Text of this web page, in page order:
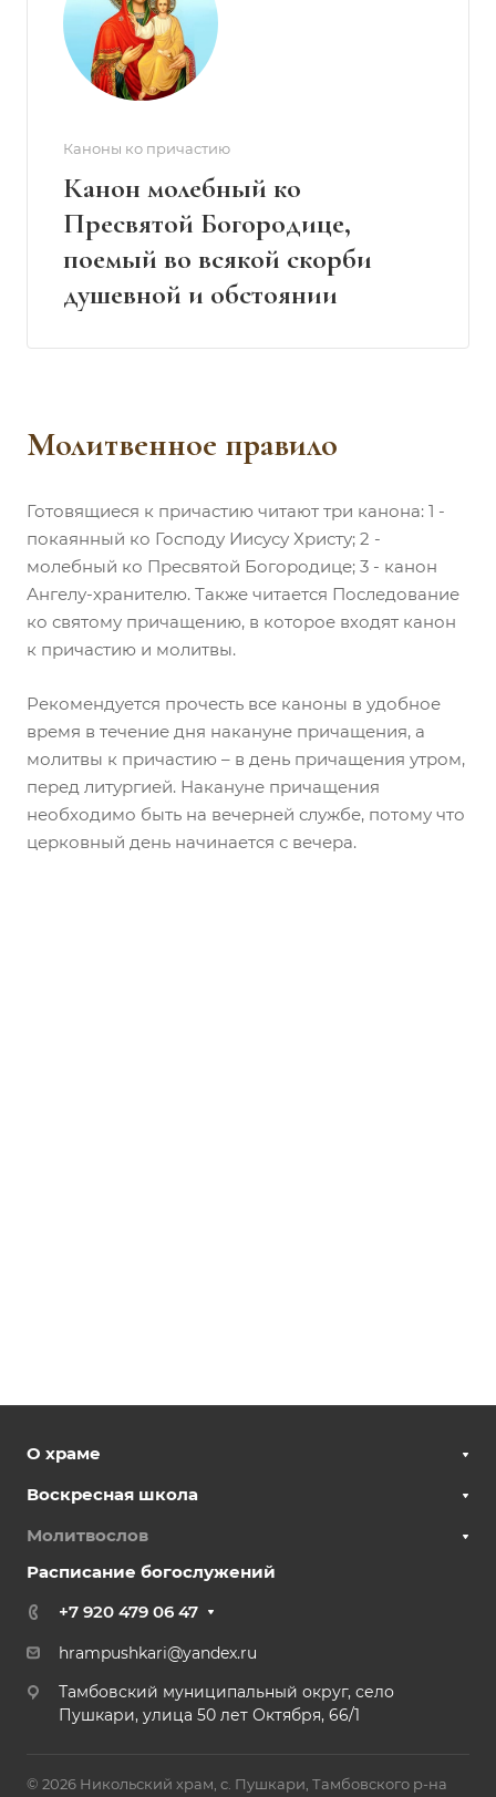
Каноны ко причастию
Канон молебный ко
Пресвятой Богородице,
поемый во всякой скорби
душевной и обстоянии
Молитвенное правило
Готовящиеся к причастию читают три канона: 1 -
покаянный ко Господу Иисусу Христу; 2 -
молебный ко Пресвятой Богородице; 3 - канон
Ангелу-хранителю. Также читается Последование
ко святому причащению, в которое входят канон
к причастию и молитвы.
Рекомендуется прочесть все каноны в удобное
время в течение дня накануне причащения, а
молитвы к причастию – в день причащения утром,
перед литургией. Накануне причащения
необходимо быть на вечерней службе, потому что
церковный день начинается с вечера.
О храме
Воскресная школа
Молитвослов
Расписание богослужений
+7 920 479 06 47
hrampushkari@yandex.ru
Тамбовский муниципальный округ, село
Пушкари, улица 50 лет Октября, 66/1
© 2026 Никольский храм, с. Пушкари, Тамбовского р-на